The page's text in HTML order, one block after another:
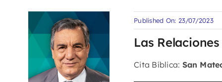
Published On: 23/07/2023
Las
Cita Bíblica: San